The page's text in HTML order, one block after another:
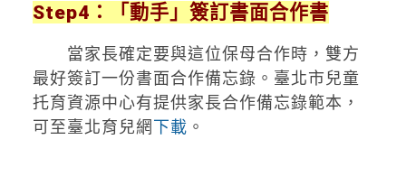
Step4：「動手」簽訂書面合作書
當家長確定要與這位保母合作時，雙方
最好簽訂一份書面合作備忘錄。臺北市兒童
托育資源中心有提供家長合作備忘錄範本，
可至臺北育兒網下載 。